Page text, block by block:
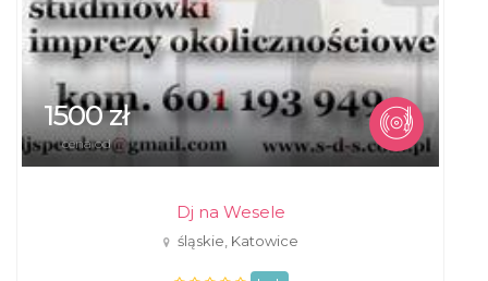
1500 zł
cena od
Dj na Wesele
śląskie, Katowice